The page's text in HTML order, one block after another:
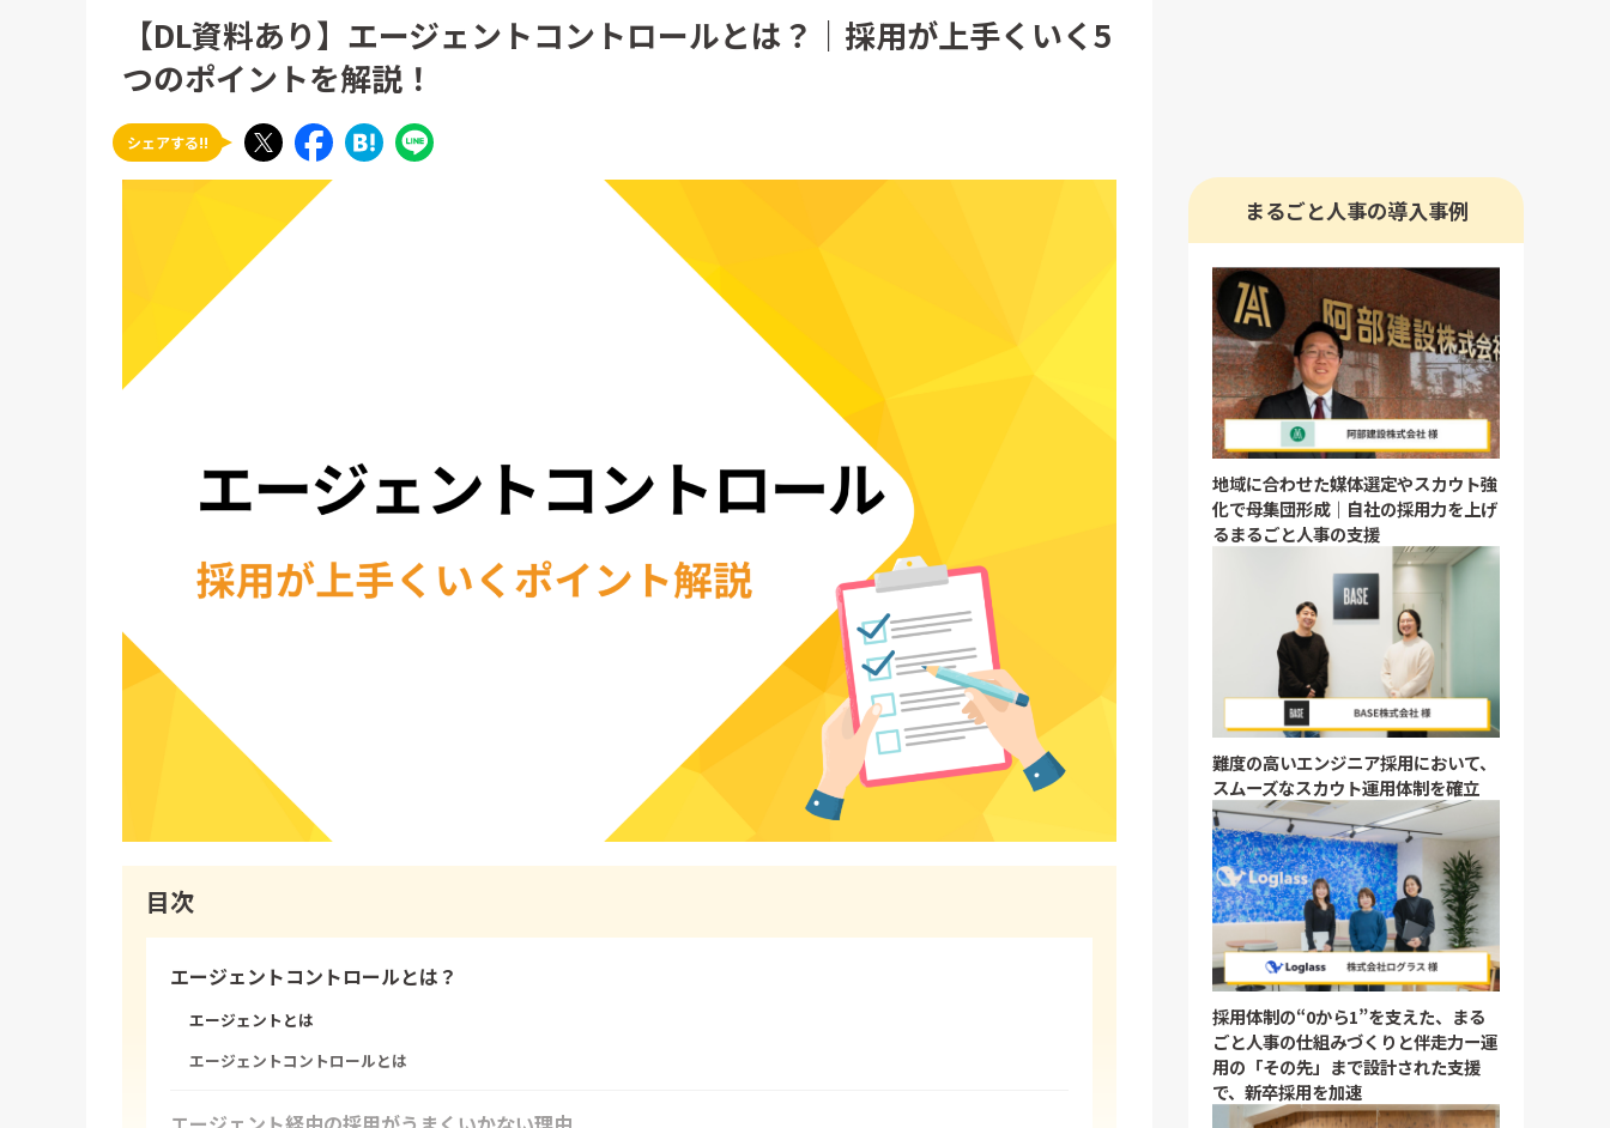
【DL資料あり】エージェントコントロールとは？｜採用が上手くいく5
つのポイントを解説！
シェアする!!
目次
エージェントコントロールとは？
エージェントとは
エージェントコントロールとは
まるごと人事の導入事例
地域に合わせた媒体選定やスカウト強
化で母集団形成｜自社の採用力を上げ
るまるごと人事の支援
難度の高いエンジニア採用において、
スムーズなスカウト運用体制を確立
採用体制の“0から1”を支えた、まる
ごと人事の仕組みづくりと伴走力ー運
用の「その先」まで設計された支援
で、新卒採用を加速